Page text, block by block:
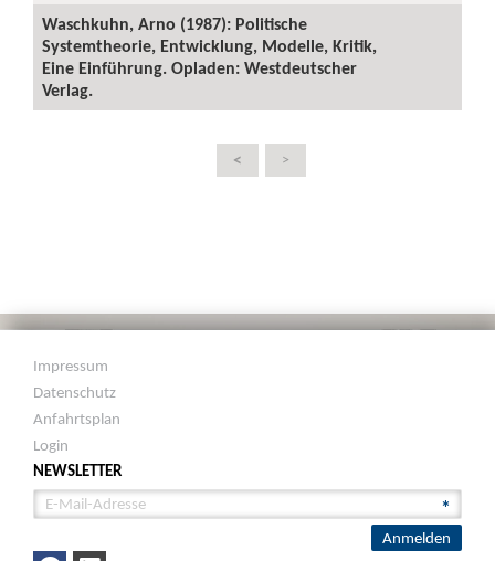
Waschkuhn, Arno (1987): Politische
Systemtheorie, Entwicklung, Modelle, Kritik,
Eine Einführung. Opladen: Westdeutscher
Verlag.
< >
Impressum
Datenschutz
Anfahrtsplan
Login
NEWSLETTER